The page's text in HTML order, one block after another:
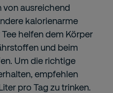
von ausreichend
kalorienarme
helfen dem Körper
und beim
Um die richtige
empfehlen
pro Tag zu trinken.